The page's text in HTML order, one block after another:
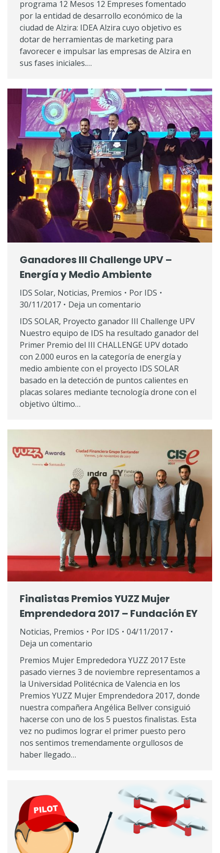
programa 12 Mesos 12 Empreses fomentado
por la entidad de desarrollo económico de la
ciudad de Alzira: IDEA Alzira cuyo objetivo es
dotar de herramientas de marketing para
favorecer e impulsar las empresas de Alzira en
sus fases iniciales.…
Ganadores III Challenge UPV –
Energía y Medio Ambiente
IDS Solar, Noticias, Premios Por IDS
30/11/2017
Deja un comentario
IDS SOLAR, Proyecto ganador III Challenge UPV
Nuestro equipo de IDS ha resultado ganador del
Primer Premio del III CHALLENGE UPV dotado
con 2.000 euros en la categoría de energía y
medio ambiente con el proyecto IDS SOLAR
basado en la detección de puntos calientes en
placas solares mediante tecnología drone con el
objetivo último…
Finalistas Premios YUZZ Mujer
Emprendedora 2017 – Fundación EY
Noticias, Premios Por IDS
04/11/2017
Deja un comentario
Premios Mujer Emprededora YUZZ 2017 Este
pasado viernes 3 de noviembre representamos a
la Universidad Politécnica de Valencia en los
Premios YUZZ Mujer Emprendedora 2017, donde
nuestra compañera Angélica Bellver consiguió
hacerse con uno de los 5 puestos finalistas. Esta
vez no pudimos lograr el primer puesto pero
nos sentimos tremendamente orgullosos de
haber llegado…